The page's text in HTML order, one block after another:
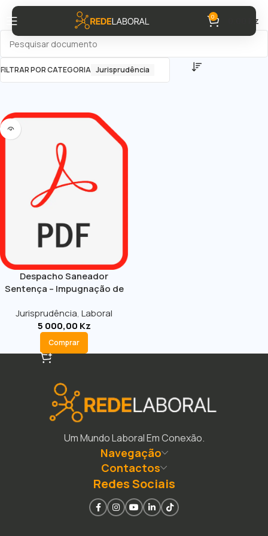
0 Kz
FILTRAR POR CATEGORIA Jurisprudência
Despacho Saneador
Sentença – Impugnação de
Jurisprudência, Laboral
5 000,00 Kz
Comprar
Um Mundo Laboral Em Conexão.
Navegação
Contactos
Redes Sociais